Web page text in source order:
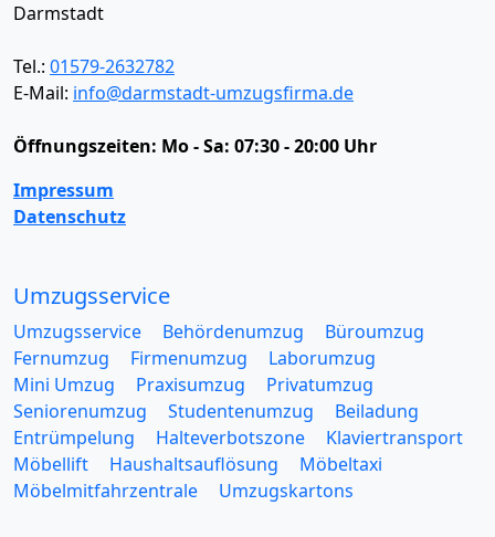
Darmstadt
Tel.: 01579-2632782
E-Mail: info@darmstadt-umzugsfirma.de
Öffnungszeiten: Mo - Sa: 07:30 - 20:00 Uhr
Impressum
Datenschutz
Umzugsservice
Umzugsservice Behördenumzug
Büroumzug
Fernumzug
Firmenumzug
Laborumzug
Mini Umzug
Praxisumzug
Privatumzug
Seniorenumzug
Studentenumzug
Beiladung
Entrümpelung
Halteverbotszone
Klaviertransport
Möbellift
Haushaltsauflösung
Möbeltaxi
Möbelmitfahrzentrale
Umzugskartons